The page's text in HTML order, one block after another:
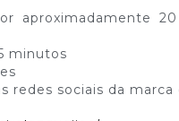
aproximadamente
minutos
redes sociais da marca